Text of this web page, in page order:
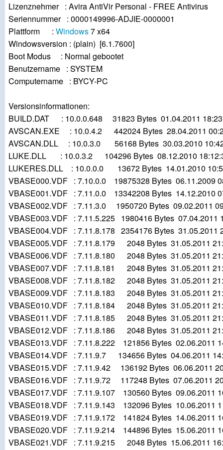
Lizenznehmer : Avira AntiVir Personal - FREE Antivirus
Seriennummer : 0000149996-ADJIE-0000001
Plattform : Windows7 x64
Windowsversion : (plain) [6.1.7600]
Boot Modus : Normal gebootet
Benutzername : SYSTEM
Computername : BYCY-PC
Versionsinformationen:
BUILD.DAT : 10.0.0.648 31823 Bytes 01.04.2011
AVSCAN.EXE : 10.0.4.2 442024 Bytes 28.04.2011
AVSCAN.DLL : 10.0.3.0 56168 Bytes 30.03.2010
LUKE.DLL : 10.0.3.2 104296 Bytes 08.12.2010
LUKERES.DLL : 10.0.0.0 13672 Bytes 14.01.2010
VBASE000.VDF : 7.10.0.0 19875328 Bytes 06.11.2009
VBASE001.VDF : 7.11.0.0 13342208 Bytes 14.12.2010
VBASE002.VDF : 7.11.3.0 1950720 Bytes 09.02.2011
VBASE003.VDF : 7.11.5.225 1980416 Bytes 07.04.2011
VBASE004.VDF : 7.11.8.178 2354176 Bytes 31.05.2011
VBASE005.VDF : 7.11.8.179 2048 Bytes 31.05.2011
VBASE006.VDF : 7.11.8.180 2048 Bytes 31.05.2011
VBASE007.VDF : 7.11.8.181 2048 Bytes 31.05.2011
VBASE008.VDF : 7.11.8.182 2048 Bytes 31.05.2011
VBASE009.VDF : 7.11.8.183 2048 Bytes 31.05.2011
VBASE010.VDF : 7.11.8.184 2048 Bytes 31.05.2011
VBASE011.VDF : 7.11.8.185 2048 Bytes 31.05.2011
VBASE012.VDF : 7.11.8.186 2048 Bytes 31.05.2011
VBASE013.VDF : 7.11.8.222 121856 Bytes 02.06.2011
VBASE014.VDF : 7.11.9.7 134656 Bytes 04.06.2011
VBASE015.VDF : 7.11.9.42 136192 Bytes 06.06.2011
VBASE016.VDF : 7.11.9.72 117248 Bytes 07.06.2011
VBASE017.VDF : 7.11.9.107 130560 Bytes 09.06.2011
VBASE018.VDF : 7.11.9.143 132096 Bytes 10.06.2011
VBASE019.VDF : 7.11.9.172 141824 Bytes 14.06.2011
VBASE020.VDF : 7.11.9.214 144896 Bytes 15.06.2011
VBASE021.VDF : 7.11.9.215 2048 Bytes 15.06.2011